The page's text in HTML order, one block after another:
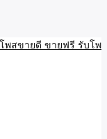
ดิน
โพส
รับโพสต์ประกาศขาย